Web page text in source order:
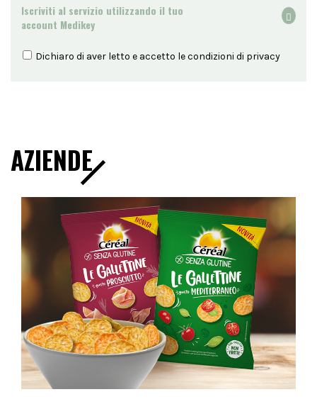
Iscriviti al servizio utilizzando il tuo
account Medikey
Dichiaro di aver letto e accetto le condizioni di privacy
AZIENDE